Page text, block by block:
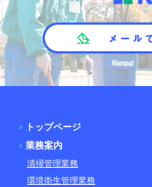
» トップページ
»業務案内
清掃管理業務
環境衛生管理業務